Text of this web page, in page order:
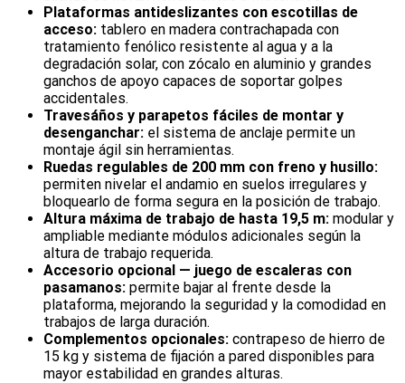
Plataformas antideslizantes con escotillas de
acceso: tablero en madera contrachapada con
tratamiento fenólico resistente al agua y a la
degradación solar, con zócalo en aluminio y grandes
ganchos de apoyo capaces de soportar golpes
accidentales.
Travesáños y parapetos fáciles de montar y
desenganchar: el sistema de anclaje permite un
montaje ágil sin herramientas.
Ruedas regulables de 200 mm con freno y husillo:
permiten nivelar el andamio en suelos irregulares y
bloquearlo de forma segura en la posición de trabajo.
Altura máxima de trabajo de hasta 19,5 m: modular y
ampliable mediante módulos adicionales según la
altura de trabajo requerida.
Accesorio opcional — juego de escaleras con
pasamanos: permite bajar al frente desde la
plataforma, mejorando la seguridad y la comodidad en
trabajos de larga duración.
Complementos opcionales: contrapeso de hierro de
15 kg y sistema de fijación a pared disponibles para
mayor estabilidad en grandes alturas.